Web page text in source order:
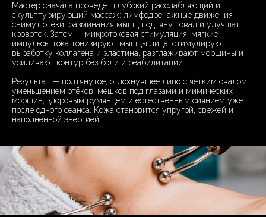
Мастер сначала проведёт глубокий расслабляющий и
скульптурирующий массаж: лимфодренажные движения
снимут отёки, разминания мышц подтянут овал и улучшат
кровоток. Затем — микротоковая стимуляция: мягкие
импульсы тока тонизируют мышцы лица, стимулируют
выработку коллагена и эластина, разглаживают морщины и
усиливают контур без боли и реабилитации.
Результат — подтянутое, отдохнувшее лицо с чётким овалом,
уменьшением отёков, мешков под глазами и мимических
морщин, здоровым румянцем и естественным сиянием уже
после одного сеанса. Кожа становится упругой, свежей и
наполненной энергией.